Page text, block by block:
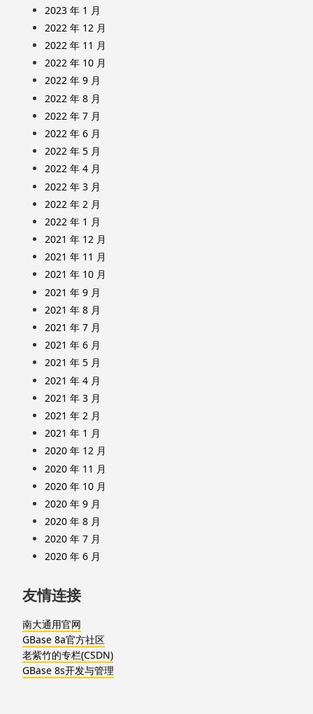
2023 年 1 月
2022 年 12 月
2022 年 11 月
2022 年 10 月
2022 年 9 月
2022 年 8 月
2022 年 7 月
2022 年 6 月
2022 年 5 月
2022 年 4 月
2022 年 3 月
2022 年 2 月
2022 年 1 月
2021 年 12 月
2021 年 11 月
2021 年 10 月
2021 年 9 月
2021 年 8 月
2021 年 7 月
2021 年 6 月
2021 年 5 月
2021 年 4 月
2021 年 3 月
2021 年 2 月
2021 年 1 月
2020 年 12 月
2020 年 11 月
2020 年 10 月
2020 年 9 月
2020 年 8 月
2020 年 7 月
2020 年 6 月
友情连接
南大通用官网
GBase 8a官方社区
老紫竹的专栏(CSDN)
GBase 8s开发与管理